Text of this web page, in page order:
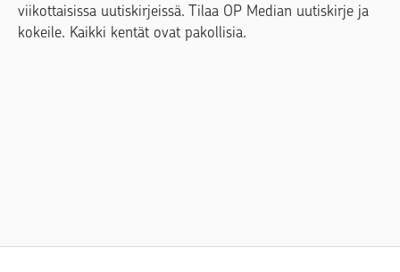
viikottaisissa uutiskirjeissä. Tilaa OP Median uutiskirje ja
kokeile. Kaikki kentät ovat pakollisia.